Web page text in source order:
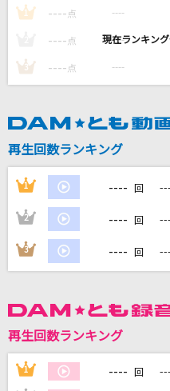
[生音]糸
DAMの新曲
カラオケ最
DAMに会員
家族や友達と
1 ---- 点 ----
---- 点 ----
3 ---- 点 ----
再生回数ランキング
1 ---- 回
2 ---- 回
3 ---- 回
再生回数ランキング
1 ---- 回